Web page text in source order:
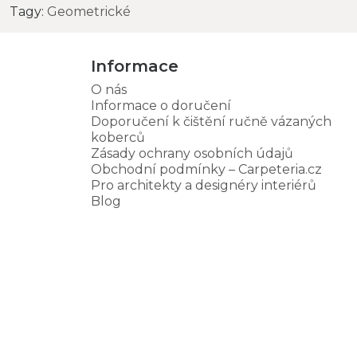
Tagy: Geometrické
Informace
O nás
Informace o doručení
Doporučení k čištění ručně vázaných
koberců
Zásady ochrany osobních údajů
Obchodní podmínky – Carpeteria.cz
Pro architekty a designéry interiérů
Blog